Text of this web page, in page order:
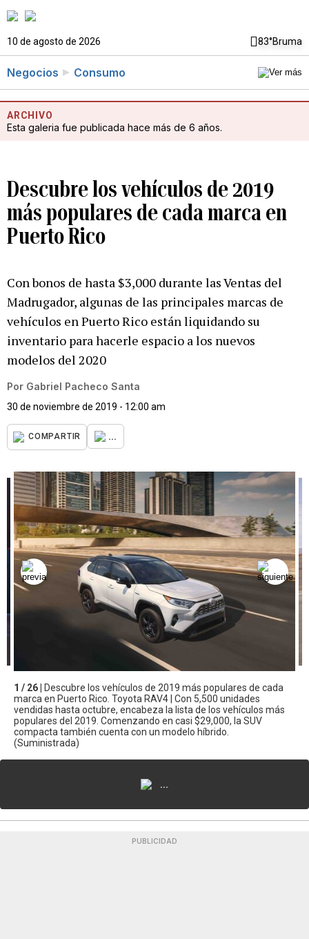
10 de agosto de 2026 83°Bruma
Negocios Consumo
ARCHIVO
Esta galeria fue publicada hace más de 6 años.
Descubre los vehículos de 2019
más populares de cada marca en
Puerto Rico
Con bonos de hasta $3,000 durante las Ventas del
Madrugador, algunas de las principales marcas de
vehículos en Puerto Rico están liquidando su
inventario para hacerle espacio a los nuevos
modelos del 2020
Por Gabriel Pacheco Santa
30 de noviembre de 2019 - 12:00 am
COMPARTIR ...
1 / 26 |
Descubre los vehículos de 2019 más populares de cada
marca en Puerto Rico. Toyota RAV4 | Con 5,500 unidades
vendidas hasta octubre, encabeza la lista de los vehículos más
populares del 2019. Comenzando en casi $29,000, la SUV
compacta también cuenta con un modelo híbrido.
(Suministrada)
...
PUBLICIDAD